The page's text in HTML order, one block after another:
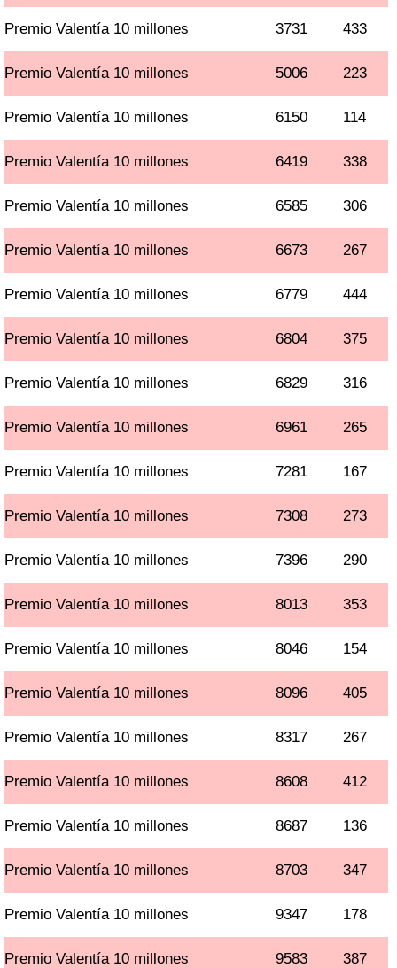
Premio Valentía 10 millones 3731 433
Premio Valentía 10 millones 5006 223
Premio Valentía 10 millones 6150 114
Premio Valentía 10 millones 6419 338
Premio Valentía 10 millones 6585 306
Premio Valentía 10 millones 6673 267
Premio Valentía 10 millones 6779 444
Premio Valentía 10 millones 6804 375
Premio Valentía 10 millones 6829 316
Premio Valentía 10 millones 6961 265
Premio Valentía 10 millones 7281 167
Premio Valentía 10 millones 7308 273
Premio Valentía 10 millones 7396 290
Premio Valentía 10 millones 8013 353
Premio Valentía 10 millones 8046 154
Premio Valentía 10 millones 8096 405
Premio Valentía 10 millones 8317 267
Premio Valentía 10 millones 8608 412
Premio Valentía 10 millones 8687 136
Premio Valentía 10 millones 8703 347
Premio Valentía 10 millones 9347 178
Premio Valentía 10 millones 9583 387